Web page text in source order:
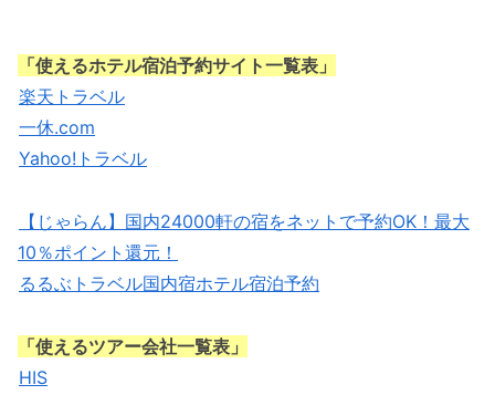
「使えるホテル宿泊予約サイト一覧表」
楽天トラベル
一休.com
Yahoo!トラベル
【じゃらん】国内24000軒の宿をネットで予約OK！最大
10％ポイント還元！
るるぶトラベル国内宿ホテル宿泊予約
「使えるツアー会社一覧表」
HIS